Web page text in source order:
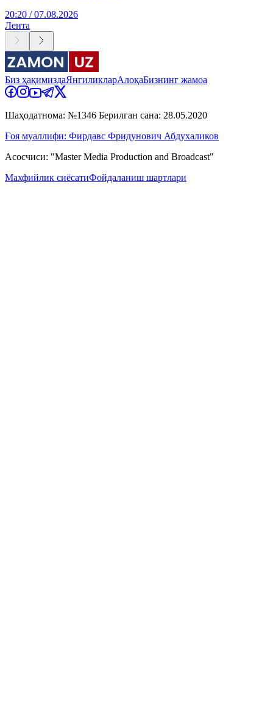
20:20 / 07.08.2026
Лента
Биз ҳақимиздаЯнгиликларАлоқаБизнинг жамоа
Шаҳодатнома: №1346 Берилган сана: 28.05.2020
Ғоя муаллифи: Фирдавс Фридунович Абдухаликов
Асосчиси: "Master Media Production and Broadcast"
Махфийлик сиёсатиФойдаланиш шартлари